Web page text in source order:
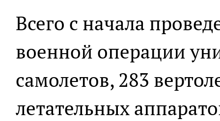
Всего с начала
военной операции
самолетов, 283
летательных